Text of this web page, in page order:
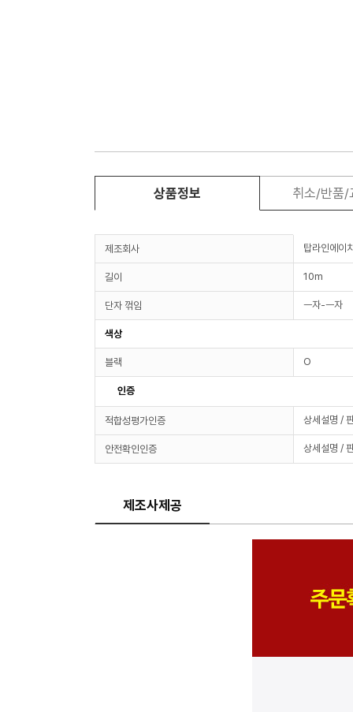
상품정보 취소/반품/
제조회사 탑라인에이
길이 10m
단자 꺾임 ㅡ자-ㅡ자
색상
블랙 O
인증
적합성평가인증 상세설명 /
안전확인인증 상세설명 /
제조사제공